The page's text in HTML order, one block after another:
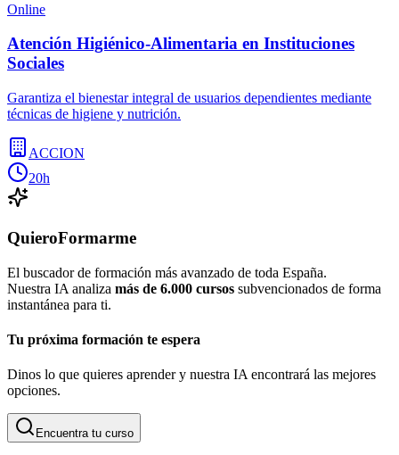
Online
Atención Higiénico-Alimentaria en Instituciones
Sociales
Garantiza el bienestar integral de usuarios dependientes mediante
técnicas de higiene y nutrición.
ACCION
20h
QuieroFormarme
El buscador de formación más avanzado de toda España.
Nuestra IA analiza más de 6.000 cursos subvencionados de forma
instantánea para ti.
Tu próxima formación te espera
Dinos lo que quieres aprender y nuestra IA encontrará las mejores
opciones.
Encuentra tu curso